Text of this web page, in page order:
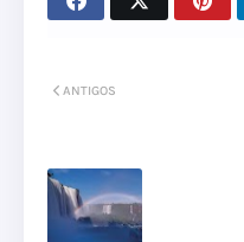
ANTIGOS